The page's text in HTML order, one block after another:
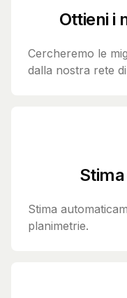
Ottieni i
Cercheremo le
dalla nostra rete
Stima
planimetrie.